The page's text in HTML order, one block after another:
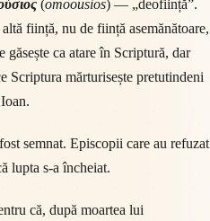
(omoousios) — „deoființă”.
ființă, nu de ființă asemănătoare,
găsește ca atare în Scriptură, dar
Scriptura mărturisește pretutindeni
semnat. Episcopii care au refuzat
lupta s-a încheiat.
că, după moartea lui